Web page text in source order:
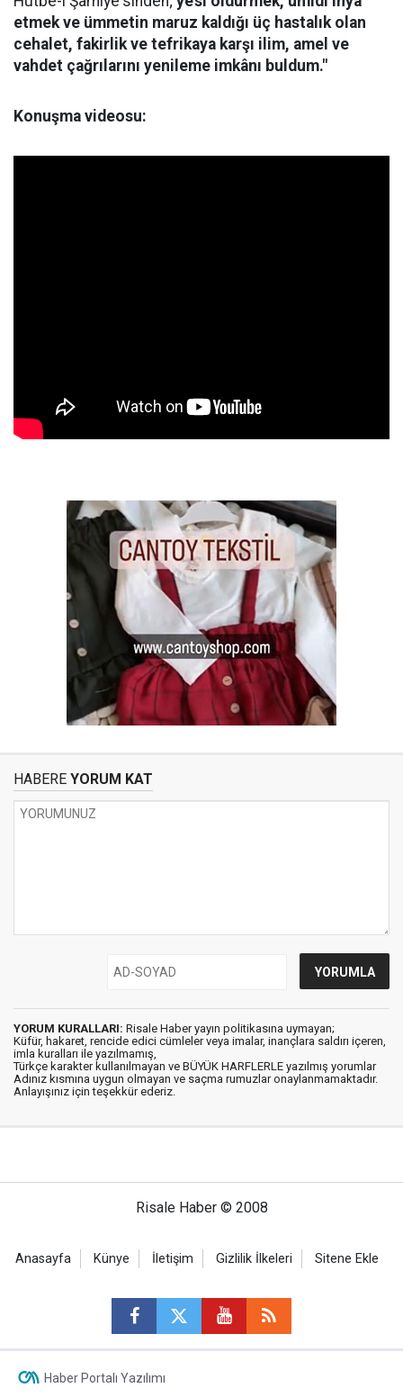
etmek ve ümmetin maruz kaldığı üç hastalık olan
cehalet, fakirlik ve tefrikaya karşı ilim, amel ve
vahdet çağrılarını yenileme imkânı buldum."
Konuşma videosu:
HABERE YORUM KAT
YORUM KURALLARI: Risale Haber yayın politikasına uymayan;
Küfür, hakaret, rencide edici cümleler veya imalar, inançlara saldırı içeren,
imla kuralları ile yazılmamış,
Türkçe karakter kullanılmayan ve BÜYÜK HARFLERLE yazılmış yorumlar
Adınız kısmına uygun olmayan ve saçma rumuzlar onaylanmamaktadır.
Anlayışınız için teşekkür ederiz.
Risale Haber © 2008
Anasayfa Künye İletişim Gizlilik İlkeleri Sitene Ekle
Haber Portalı Yazılımı